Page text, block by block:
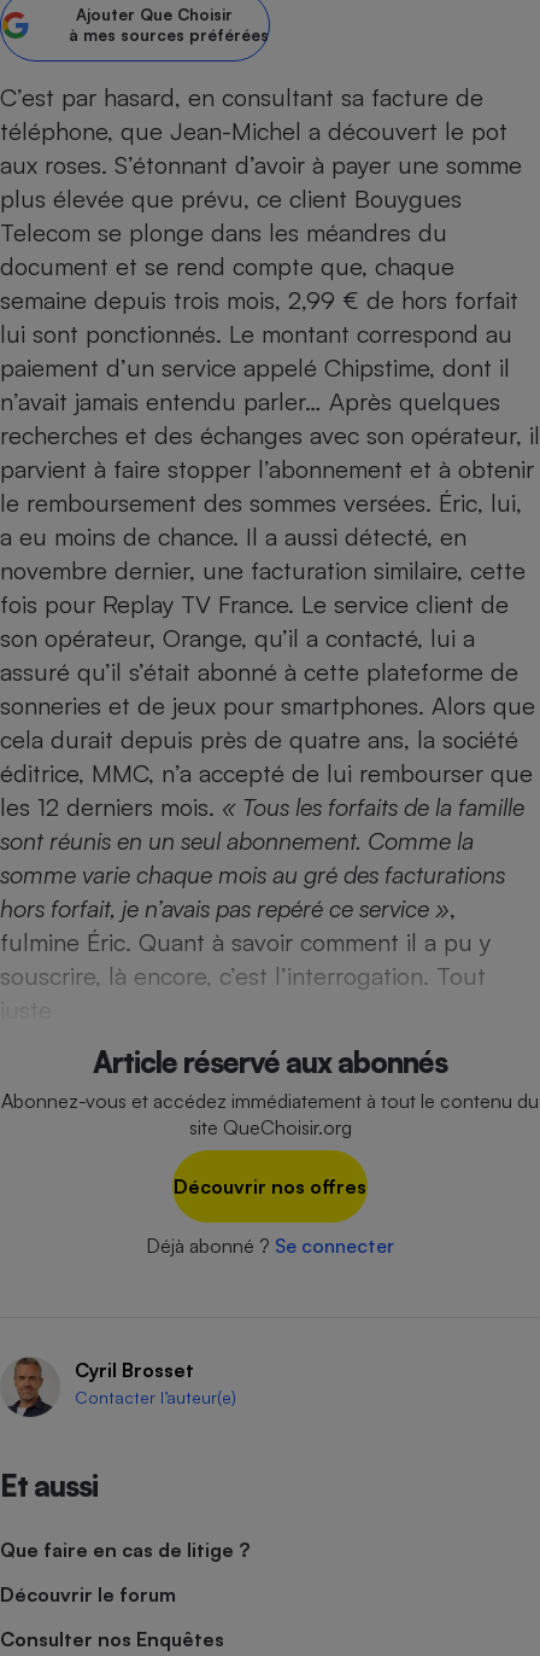
Ajouter Que Choisir
à mes sources préférées
C’est par hasard, en consultant sa facture de
téléphone, que Jean-Michel a découvert le pot
aux roses. S’étonnant d’avoir à payer une somme
plus élevée que prévu, ce client Bouygues
Telecom se plonge dans les méandres du
document et se rend compte que, chaque
semaine depuis trois mois, 2,99 € de hors forfait
lui sont ponctionnés. Le montant correspond au
paiement d’un service appelé Chipstime, dont il
n’avait jamais entendu parler… Après quelques
recherches et des échanges avec son opérateur, il
parvient à faire stopper l’abonnement et à obtenir
le remboursement des sommes versées. Éric, lui,
a eu moins de chance. Il a aussi détecté, en
novembre dernier, une facturation similaire, cette
fois pour Replay TV France. Le service client de
son opérateur, Orange, qu’il a contacté, lui a
assuré qu’il s’était abonné à cette plateforme de
sonneries et de jeux pour smartphones. Alors que
cela durait depuis près de quatre ans, la société
éditrice, MMC, n’a accepté de lui rembourser que
les 12 derniers mois. « Tous les forfaits de la famille
sont réunis en un seul abonnement. Comme la
somme varie chaque mois au gré des facturations
hors forfait, je n’avais pas repéré ce service »,
fulmine Éric. Quant à savoir comment il a pu y
souscrire, là encore, c’est l’interrogation. Tout
Article réservé aux abonnés
Abonnez-vous et accédez immédiatement à tout le contenu du
site QueChoisir.org
Découvrir nos offres
Déjà abonné ? Se connecter
Cyril Brosset
Contacter l’auteur(e)
Et aussi
Que faire en cas de litige ?
Découvrir le forum
Consulter nos Enquêtes
bouteille
Assurance emprunteur
Banque
Lave-linge
Plaque de cuisson à
induction
Climatiseur -
Ventilateur
Cafetière à expressos
Téléviseur
Téléphone mobile -
Smartphone
Antivirus
Matelas
Radiateur électrique
Climatiseur -
Ventilateur
Mutuelle
Antimoustique